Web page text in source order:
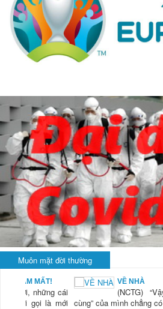
Muôn mặt đời thường
NAM MẤT!
“Xời, những cái
mới gọi là mới
VỀ NHÀ
(NCTG)
cùng” của mình chẳng